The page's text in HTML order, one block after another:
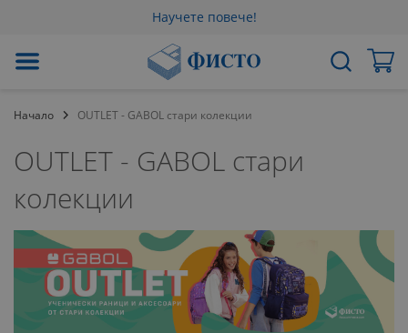
Научете повече!
към
Търсене
Начало OUTLET - GABOL стари колекции
OUTLET - GABOL стари
колекции